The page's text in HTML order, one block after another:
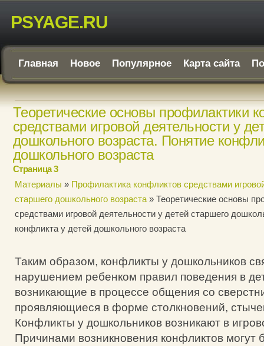
PSYAGE.RU
Главная Новое Популярное Карта сайта
Теоретические основы профилактики
средствами игровой деятельности у
дошкольного возраста. Понятие
дошкольного возраста
Страница 3
Материалы » Профилактика конфликтов средствами
старшего дошкольного возраста » Теоретические основы
средствами игровой деятельности у детей старшего
конфликта у детей дошкольного возраста
Таким образом, конфликты у дошкольников
нарушением ребенком правил поведения в
возникающие в процессе общения со
проявляющиеся в форме столкновений,
Конфликты у дошкольников возникают в
Причинами возникновения конфликтов могут